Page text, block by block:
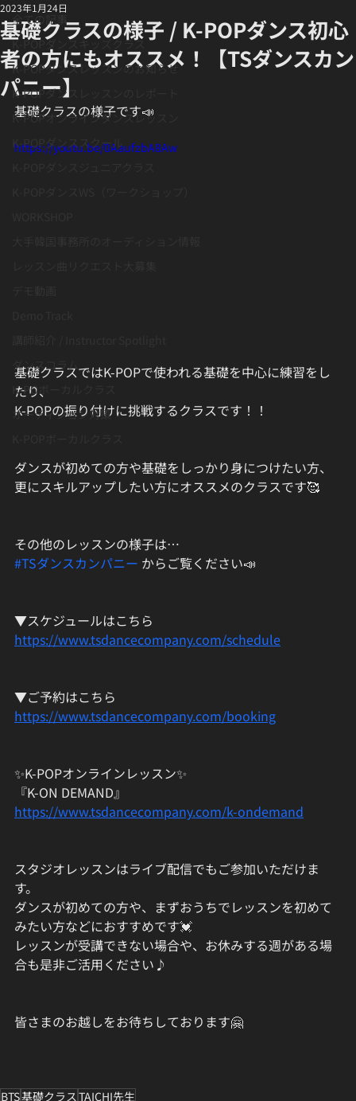
全ての記事
K-POPダンスキッズクラス
K-POPダンスレッスンのお知らせ
K-POPダンスレッスンのレポート
K-POPオンラインダンスレッスン
K-POPダンススクール
ダンスコラム
K-POボーカルクラス
オーディション対策
基礎クラスの様子 / K-POPダンス初心
者の方にもオススメ！【TSダンスカン
パニー】
2023年1月24日
基礎クラスの様子です📣
https://youtu.be/0AaufzbA8Aw
基礎クラスではK-POPで使われる基礎を中心に練習をし
たり、
K-POPの振り付けに挑戦するクラスです！！
ダンスが初めての方や基礎をしっかり身につけたい方、
更にスキルアップしたい方にオススメのクラスです🥰
その他のレッスンの様子は…
#TSダンスカンパニー からご覧ください📣
▼スケジュールはこちら
https://www.tsdancecompany.com/schedule
▼ご予約はこちら
https://www.tsdancecompany.com/booking
✨K-POPオンラインレッスン✨
『K-ON DEMAND』
https://www.tsdancecompany.com/k-ondemand
スタジオレッスンはライブ配信でもご参加いただけま
す。
ダンスが初めての方や、まずおうちでレッスンを初めて
みたい方などにおすすめです💓
レッスンが受講できない場合や、お休みする週がある場
合も是非ご活用ください♪
皆さまのお越しをお待ちしております🤗
BTS基礎クラス TAICHI先生